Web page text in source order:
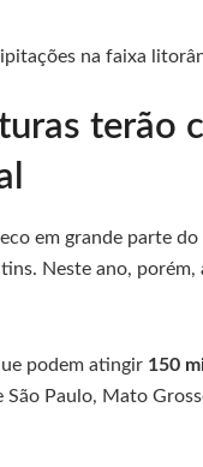
na faixa
terão
em grande parte
Neste ano,
podem atingir 150
São Paulo, Mato